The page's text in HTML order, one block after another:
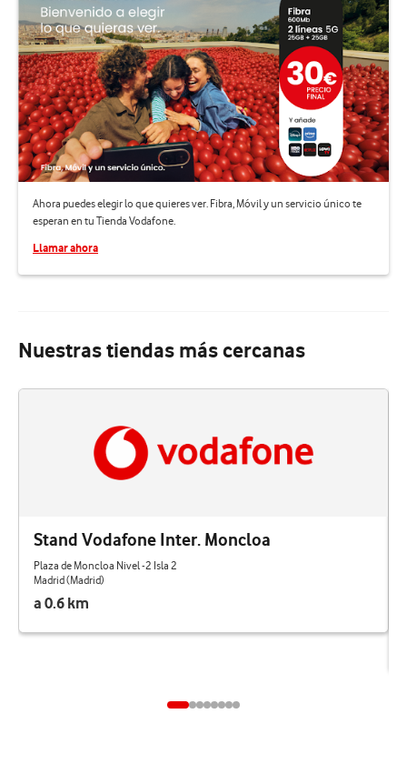
Ahora puedes elegir lo que quieres ver. Fibra, Móvil y un servicio único te
esperan en tu Tienda Vodafone.
Llamar ahora
Nuestras tiendas más cercanas
Stand Vodafone Inter. Moncloa
Plaza de Moncloa Nivel -2 Isla 2
Madrid (Madrid)
a 0.6 km